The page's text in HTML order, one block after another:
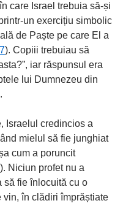
care Israel trebuia să-și
un exercițiu simbolic
de Paște pe care El a
). Copiii trebuiau să
iar răspunsul era
lui Dumnezeu din
Israelul credincios a
mielul să fie junghiat
cum a poruncit
). Niciun profet nu a
să fie înlocuită cu o
vin, în clădiri împrăștiate